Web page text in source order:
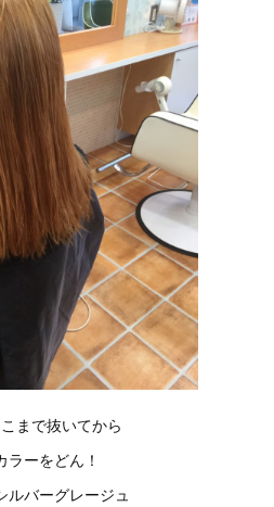
まで抜いてから
ラーをどん！
ルバーグレージュ